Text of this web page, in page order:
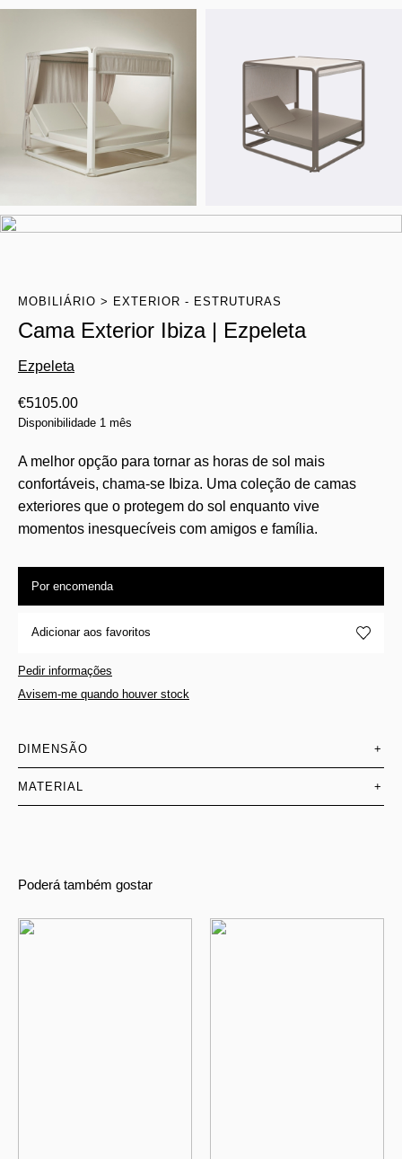
MOBILIÁRIO EXTERIOR - ESTRUTURAS
Cama Exterior Ibiza | Ezpeleta
Ezpeleta
€5105.00
Disponibilidade 1 mês
A melhor opção para tornar as horas de sol mais
confortáveis, chama-se Ibiza. Uma coleção de camas
exteriores que o protegem do sol enquanto vive
momentos inesquecíveis com amigos e família.
Por encomenda
Adicionar aos favoritos
Pedir informações
Avisem-me quando houver stock
DIMENSÃO +
MATERIAL +
Poderá também gostar